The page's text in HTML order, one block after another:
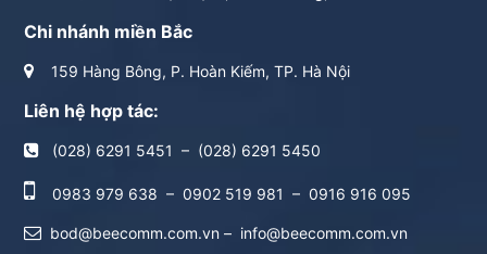
Chi nhánh miền Bắc
159 Hàng Bông, P. Hoàn Kiếm, TP. Hà Nội
Liên hệ hợp tác:
(028) 6291 5451 – (028) 6291 5450
0983 979 638 – 0902 519 981 – 0916 916 095
bod@beecomm.com.vn – info@beecomm.com.vn